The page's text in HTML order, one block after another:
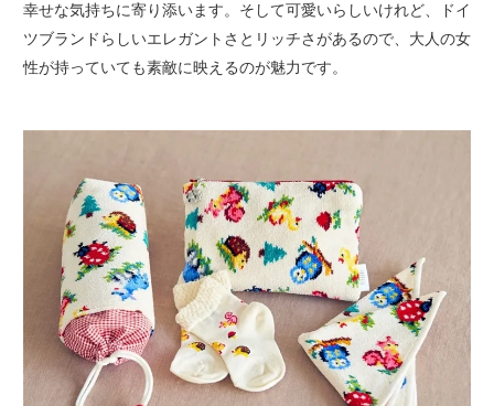
幸せな気持ちに寄り添います。そして可愛いらしいけれど、ドイ
ツブランドらしいエレガントさとリッチさがあるので、大人の女
性が持っていても素敵に映えるのが魅力です。